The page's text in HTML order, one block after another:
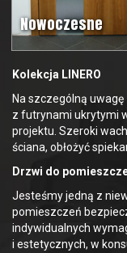
Nowoczesne
Kolekcja LINERO
Na szczególną uwagę
z futrynami ukrytymi
projektu. Szeroki
ściana, obłożyć
Drzwi do
Jesteśmy jedną z
pomieszczeń
indywidualnych
i estetycznych, w